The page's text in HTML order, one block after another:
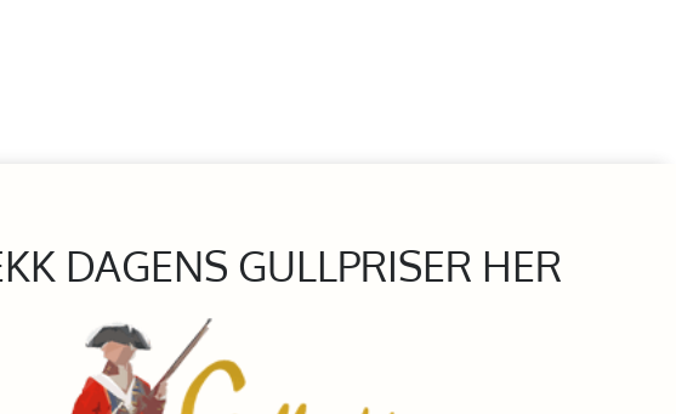
DAGENS GULLPRISER HER